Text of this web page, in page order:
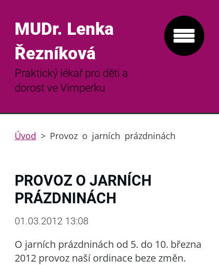
MUDr. Lenka
Řezníková
Praktický lékař pro děti a
dorost ve Vimperku
Úvod > Provoz o jarních prázdninách
PROVOZ O JARNÍCH
PRÁZDNINÁCH
01.03.2012 13:08
O jarních prázdninách od 5. do 10. března
2012 provoz naší ordinace beze změn.